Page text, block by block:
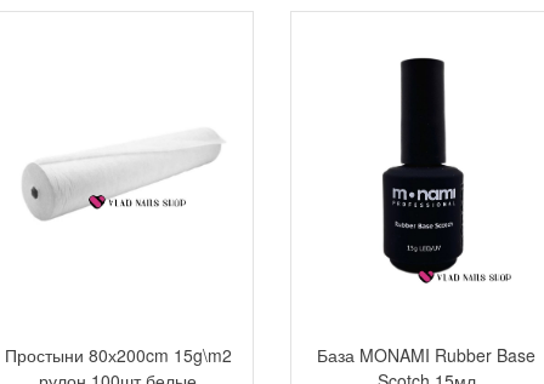
Простыни 80х200cm 15g\m2
База MONAMI Rubber Base